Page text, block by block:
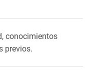
conocimientos
previos.